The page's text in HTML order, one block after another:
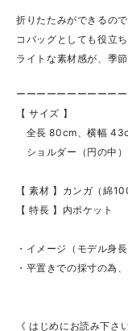
折りたたみができるの
コバッグとしても役立ち
ライトな素材感が、季
ーーーーーーーーーー
【 サイズ 】
全長 80cm、横幅
ショルダー（円の中
【 素材 】カンガ（綿
【 特長 】内ポケット
・イメージ（モデル身
・平置きでの採寸の為
《 はじめにお読み下さ